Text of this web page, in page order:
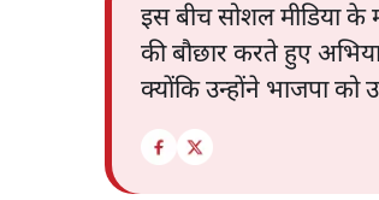
इस बीच सोशल मीडिया
की बौछार करते हुए
क्योंकि उन्होंने भाजपा को